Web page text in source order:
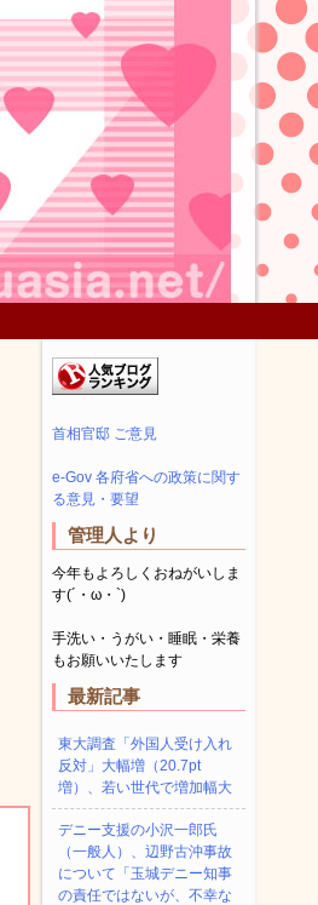
首相官邸 ご意見
e-Gov 各府省への政策に関す
る意見・要望
管理人より
今年もよろしくおねがいしま
す(´・ω・`)
手洗い・うがい・睡眠・栄養
もお願いいたします
最新記事
東大調査「外国人受け入れ
反対」大幅増（20.7pt
増）、若い世代で増加幅大
デニー支援の小沢一郎氏
（一般人）、辺野古沖事故
について「玉城デニー知事
の責任ではないが、不幸な